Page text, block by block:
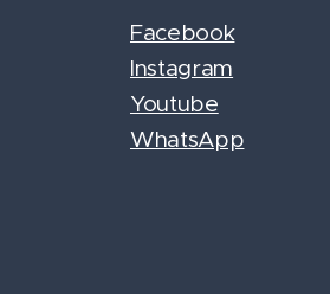
Facebook
Instagram
Youtube
WhatsApp